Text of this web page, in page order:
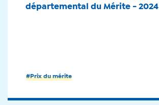
#Prix du mérite
départemental du Mérite - 2024